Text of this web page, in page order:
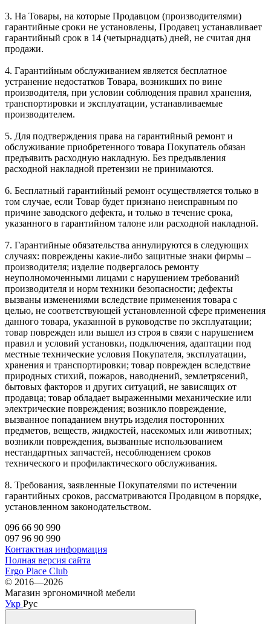
3. На Товары, на которые Продавцом (производителями)
гарантийные сроки не установлены, Продавец устанавливает
гарантийный срок в 14 (четырнадцать) дней, не считая дня
продажи.
4. Гарантийным обслуживанием является бесплатное
устранение недостатков Товара, возникших по вине
производителя, при условии соблюдения правил хранения,
транспортировки и эксплуатации, устанавливаемые
производителем.
5. Для подтверждения права на гарантийный ремонт и
обслуживание приобретенного товара Покупатель обязан
предъявить расходную накладную. Без предъявления
расходной накладной претензии не принимаются.
6. Бесплатный гарантийный ремонт осуществляется только в
том случае, если Товар будет признано неисправным по
причине заводского дефекта, и только в течение срока,
указанного в гарантийном талоне или расходной накладной.
7. Гарантийные обязательства аннулируются в следующих
случаях: повреждены какие-либо защитные знаки фирмы –
производителя; изделие подвергалось ремонту
неуполномоченными лицами с нарушением требований
производителя и норм техники безопасности; дефекты
вызваны изменениями вследствие применения товара с
целью, не соответствующей установленной сфере применения
данного товара, указанной в руководстве по эксплуатации;
товар поврежден или вышел из строя в связи с нарушением
правил и условий установки, подключения, адаптации под
местные технические условия Покупателя, эксплуатации,
хранения и транспортировки; товар поврежден вследствие
природных стихий, пожаров, наводнений, землетрясений,
бытовых факторов и других ситуаций, не зависящих от
продавца; товар обладает выраженными механические или
электрические повреждения; возникло повреждение,
вызванное попаданием внутрь изделия посторонних
предметов, веществ, жидкостей, насекомых или животных;
возникли повреждения, вызванные использованием
нестандартных запчастей, несоблюдением сроков
технического и профилактического обслуживания.
8. Требования, заявленные Покупателями по истечении
гарантийных сроков, рассматриваются Продавцом в порядке,
установленном законодательством.
096 66 90 990
097 96 90 990
Контактная информация
Полная версия сайта
Ergo Place Club
© 2016—2026
Магазин эргономичной мебели
Укр Рус